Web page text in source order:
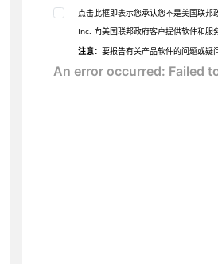
点击此框即表示您承认您不是美国联
Inc. 向美国联邦政府客户提供软件和服
注意：要报告有关产品软件的问题或疑